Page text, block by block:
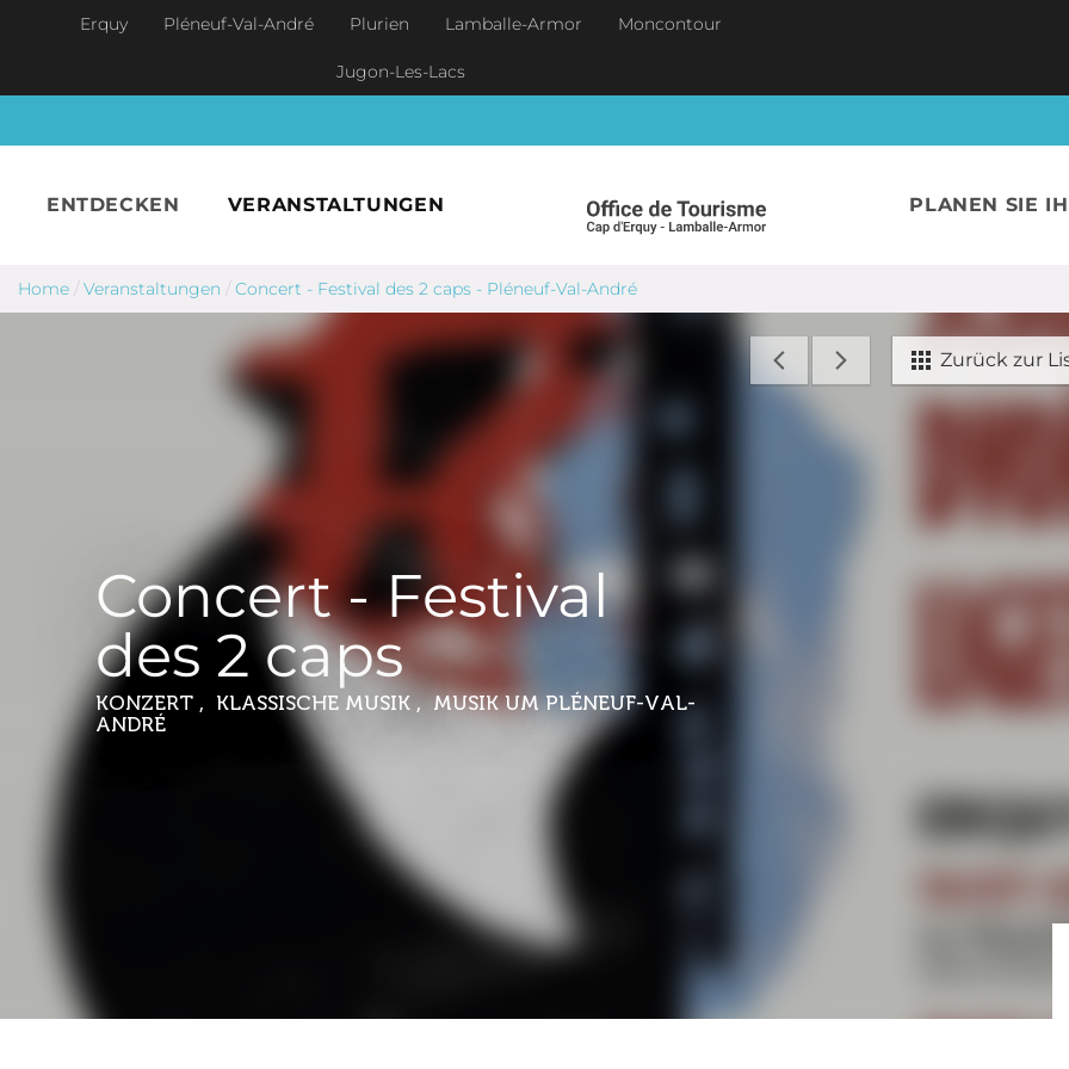
Skip to main content
Erquy Pléneuf-Val-André Plurien Lamballe-Armor Moncontour
Jugon-Les-Lacs
ENTDECKEN VERANSTALTUNGEN PLANEN SIE
Home / Veranstaltungen / Concert - Festival des 2 caps - Pléneuf-Val-André
Zurück zur
Concert - Festival
des 2 caps
KONZERT , KLASSISCHE MUSIK , MUSIKUM PLÉNEUF-VAL-
ANDRÉ